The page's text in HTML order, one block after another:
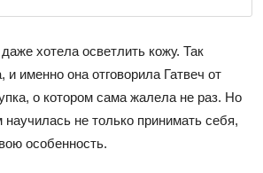
хотела осветлить кожу. Так
и именно она отговорила Гатвеч от
о котором сама жалела не раз. Но
не только принимать себя,
особенность.